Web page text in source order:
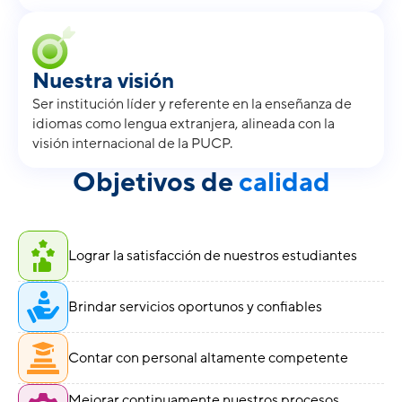
Nuestra visión
Ser institución líder y referente en la enseñanza de
idiomas como lengua extranjera, alineada con la
visión internacional de la PUCP.
Objetivos de calidad
Lograr la satisfacción de nuestros estudiantes
Brindar servicios oportunos y confiables
Contar con personal altamente competente